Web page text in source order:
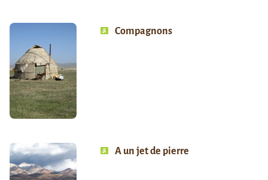
Compagnons
A un jet de pierre